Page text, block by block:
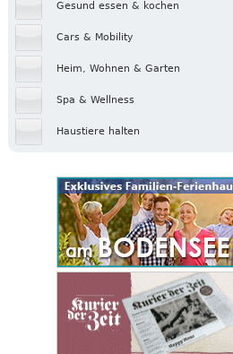
Gesund essen & kochen
Cars & Mobility
Heim, Wohnen & Garten
Spa & Wellness
Haustiere halten